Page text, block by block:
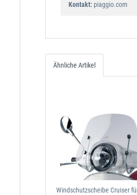
Kontakt: piaggio.com
Ähnliche Artikel
Windschutzscheibe Cruiser